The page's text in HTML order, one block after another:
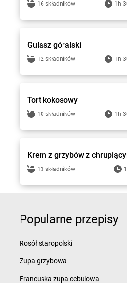
16 składników 1h
Gotuję z Lewiatanem
Gulasz góralski
12 składników 1h
Gotuję z Lewiatanem
Tort kokosowy
10 składników 1h
Gotuję z Lewiatanem
Krem z grzybów z
13 składników
Popularne przepisy
Rosół staropolski
Zupa grzybowa
Francuska zupa cebulowa